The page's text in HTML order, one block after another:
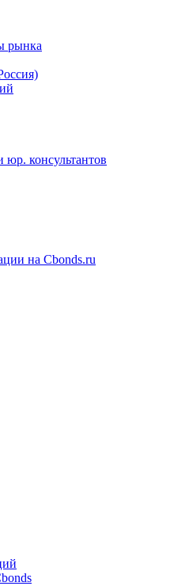
рынка
юр. консультантов
на Cbonds.ru